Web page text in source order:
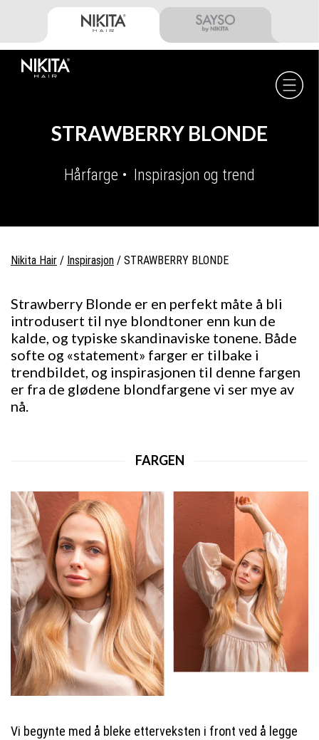
primary
navigation
main
content
footer
STRAWBERRY BLONDE
Hårfarge Inspirasjon og trend
Nikita Hair / Inspirasjon / STRAWBERRY BLONDE
Strawberry Blonde er en perfekt måte å bli
introdusert til nye blondtoner enn kun de
kalde, og typiske skandinaviske tonene. Både
softe og «statement» farger er tilbake i
trendbildet, og inspirasjonen til denne fargen
er fra de glødene blondfargene vi ser mye av
nå.
FARGEN
Vi begynte med å bleke etterveksten i front ved å legge